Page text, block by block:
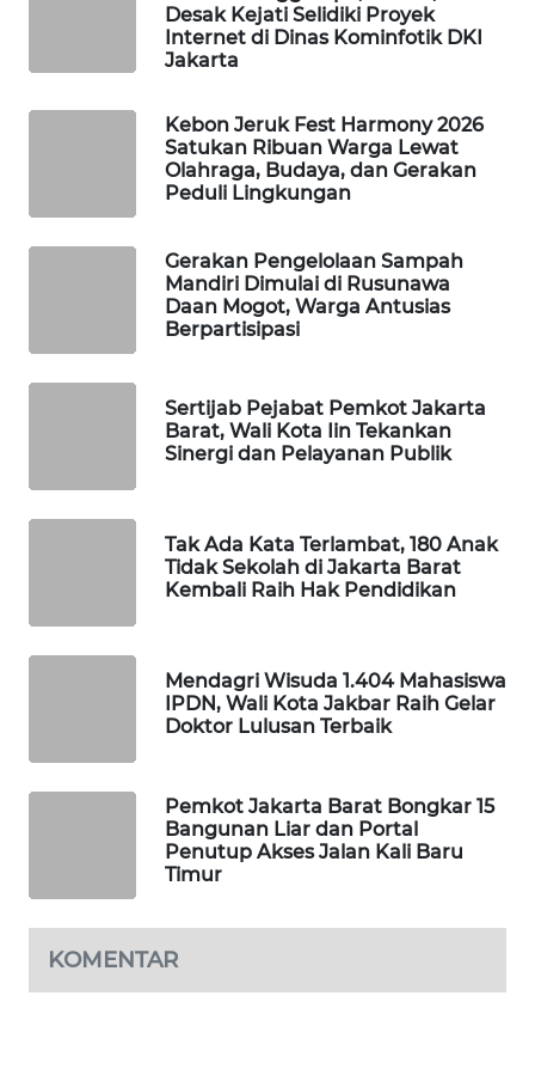
Desak Kejati Selidiki Proyek
Internet di Dinas Kominfotik DKI
Jakarta
Kebon Jeruk Fest Harmony 2026
Satukan Ribuan Warga Lewat
Olahraga, Budaya, dan Gerakan
Peduli Lingkungan
Gerakan Pengelolaan Sampah
Mandiri Dimulai di Rusunawa
Daan Mogot, Warga Antusias
Berpartisipasi
Sertijab Pejabat Pemkot Jakarta
Barat, Wali Kota Iin Tekankan
Sinergi dan Pelayanan Publik
Tak Ada Kata Terlambat, 180 Anak
Tidak Sekolah di Jakarta Barat
Kembali Raih Hak Pendidikan
Mendagri Wisuda 1.404 Mahasiswa
IPDN, Wali Kota Jakbar Raih Gelar
Doktor Lulusan Terbaik
Pemkot Jakarta Barat Bongkar 15
Bangunan Liar dan Portal
Penutup Akses Jalan Kali Baru
Timur
KOMENTAR
HUMBANG
FISUELRI
BERKAT
NEWS
ID